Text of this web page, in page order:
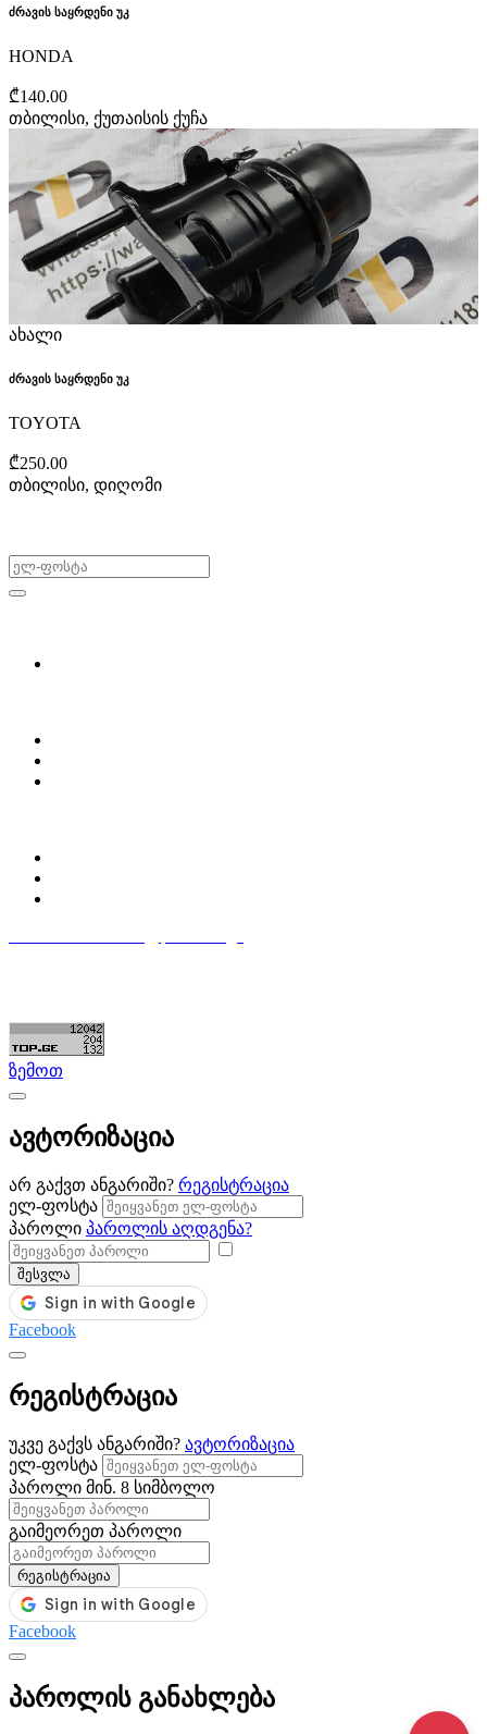
ძრავის საყრდენი უკ
HONDA
₾140.00
თბილისი, ქუთაისის ქუჩა
ახალი
ძრავის საყრდენი უკ
TOYOTA
₾250.00
თბილისი, დიღომი
ზემოთ
ავტორიზაცია
არ გაქვთ ანგარიში? რეგისტრაცია
ელ-ფოსტა
პაროლი პაროლის აღდგენა?
შესვლა
Facebook
რეგისტრაცია
უკვე გაქვს ანგარიში? ავტორიზაცია
ელ-ფოსტა
პაროლი მინ. 8 სიმბოლო
გაიმეორეთ პაროლი
რეგისტრაცია
Facebook
პაროლის განახლება